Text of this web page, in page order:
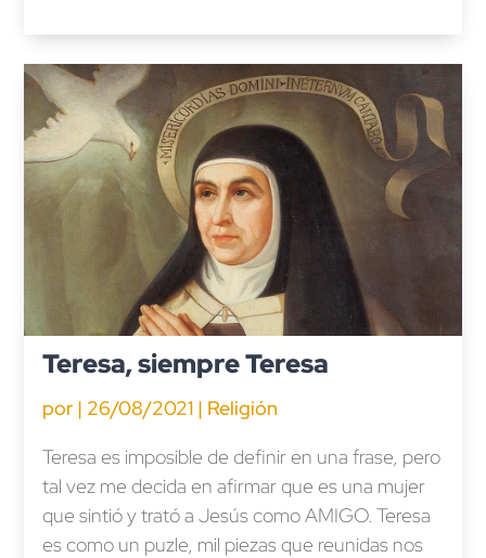
Teresa, siempre Teresa
por | 26/08/2021| Religión
Teresa es imposible de definir en una frase, pero
tal vez me decida en afirmar que es una mujer
que sintió y trató a Jesús como AMIGO. Teresa
es como un puzle, mil piezas que reunidas nos